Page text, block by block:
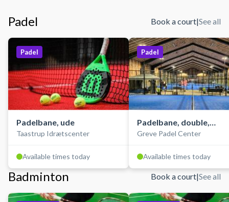
Padel Book a court|See all
Padel
Padelbane, ude
Taastrup Idrætscenter
Available times today
Padel
Padelbane, double,
indendørs
Greve Padel Center
Available times today
Badminton Book a court|See all